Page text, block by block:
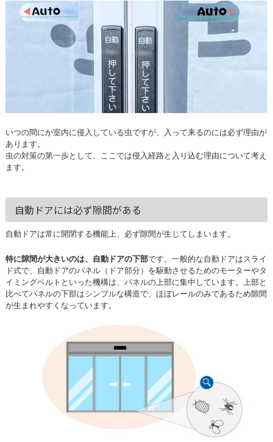
いつの間にか室内に侵入している虫ですが、入って来るのには必ず理由が
あります。
虫の対策の第一歩として、ここでは侵入経路と入り込む理由について考え
ます。
自動ドアには必ず隙間がある
自動ドアは常に開閉する機能上、必ず隙間が生じてしまいます。
特に隙間が大きいのは、自動ドアの下部です。一般的な自動ドアはスライ
ド式で、自動ドアのパネル（ドア部分）を駆動させるためのモーターやタ
イミングベルトといった機構は、パネルの上部に集中しています。上部と
比べてパネルの下部はシンプルな構造で、ほぼレールのみであるため隙間
が生まれやすくなっています。